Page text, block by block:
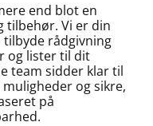
end blot en
tilbehør. Vi er din
rådgivning
og lister til dit
team sidder klar til
og sikre,
på